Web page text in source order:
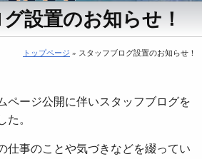
設置のお知らせ！
トップページ » スタッフブログ設置のお知らせ！
ページ公開に伴いスタッフブログを
た。
仕事のことや気づきなどを綴ってい